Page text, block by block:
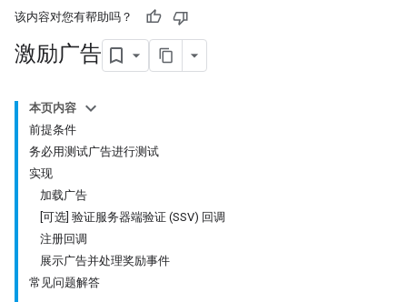
该内容对您有帮助吗？
激励广告
本页内容
前提条件
务必用测试广告进行测试
实现
加载广告
[可选] 验证服务器端验证 (SSV) 回调
注册回调
展示广告并处理奖励事件
常见问题解答